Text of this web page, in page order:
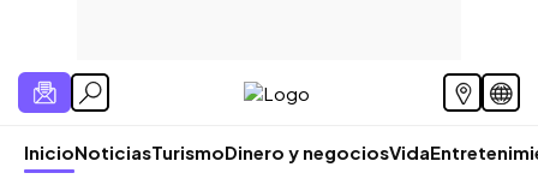
InicioNoticiasTurismoDinero y negociosVida